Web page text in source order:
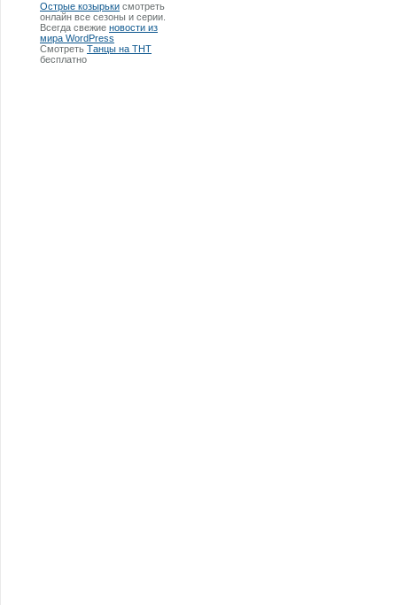
Острые козырьки смотреть
онлайн все сезоны и серии.
Всегда свежие новости из
мира WordPress
Смотреть Танцы на ТНТ
бесплатно